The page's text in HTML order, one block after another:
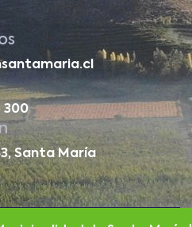
300
Santa María